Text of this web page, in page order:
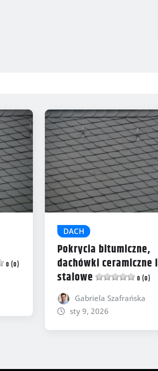
0 (0)
DACH
Pokrycia bitumiczne,
dachówki ceramiczne i
stalowe
0 (0)
Gabriela Szafrańska
sty 9, 2026